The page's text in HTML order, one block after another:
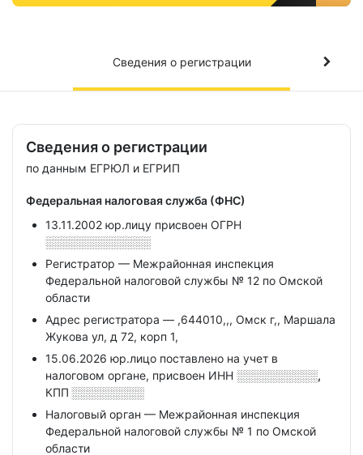
Сведения о регистрации
Сведения о регистрации
по данным ЕГРЮЛ и ЕГРИП
Федеральная налоговая служба (ФНС)
13.11.2002 юр.лицу присвоен ОГРН
░░░░░░░░░░░░░
Регистратор — Межрайонная инспекция
Федеральной налоговой службы № 12 по Омской
области
Адрес регистратора — ,644010,,, Омск г,, Маршала
Жукова ул, д 72, корп 1,
15.06.2026 юр.лицо поставлено на учет в
налоговом органе, присвоен ИНН ░░░░░░░░░░,
КПП ░░░░░░░░░
Налоговый орган — Межрайонная инспекция
Федеральной налоговой службы № 1 по Омской
области